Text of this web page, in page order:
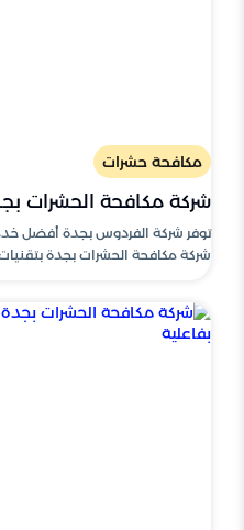
مكافحة حشرات
شركة مكافحة الحشرات
توفر شركة الفردوس بجدة أفضل
شركة مكافحة الحشرات بجدة